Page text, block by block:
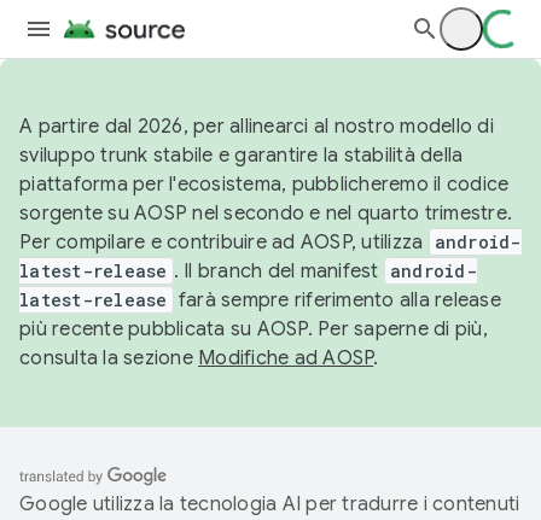
A partire dal 2026, per allinearci al nostro modello di
sviluppo trunk stabile e garantire la stabilità della
piattaforma per l'ecosistema, pubblicheremo il codice
sorgente su AOSP nel secondo e nel quarto trimestre.
Per compilare e contribuire ad AOSP, utilizza
android-
latest-release . Il branch del manifest android-
latest-release farà sempre riferimento alla release
più recente pubblicata su AOSP. Per saperne di più,
consulta la sezione Modifiche ad AOSP.
Google utilizza la tecnologia AI per tradurre i contenuti